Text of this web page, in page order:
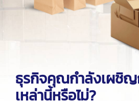
ธุรกิจคุณกำลังเผชิ
เหล่านี้หรือไม่?